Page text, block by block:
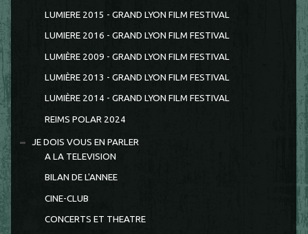
LUMIERE 2015 - GRAND LYON FILM FESTIVAL
LUMIERE 2016 - GRAND LYON FILM FESTIVAL
LUMIÈRE 2009 - GRAND LYON FILM FESTIVAL
LUMIÈRE 2013 - GRAND LYON FILM FESTIVAL
LUMIÈRE 2014 - GRAND LYON FILM FESTIVAL
REIMS POLAR 2024
JE DOIS VOUS EN PARLER
A LA TELEVISION
BILAN DE L'ANNEE
CINE-CLUB
CONCERTS ET THEATRE